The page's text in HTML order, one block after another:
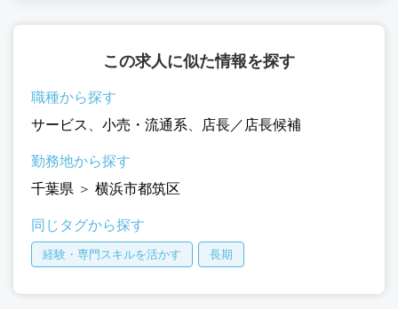
この求人に似た情報を探す
職種から探す
サービス 、 小売・流通系、 店長／店長候補
勤務地から探す
千葉県 ＞ 横浜市都筑区
同じタグから探す
経験・専門スキルを活かす 長期